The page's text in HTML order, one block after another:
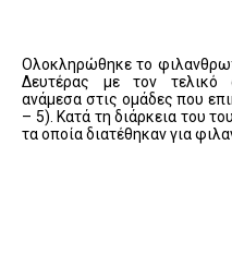
Ολοκληρώθηκε το
Δευτέρας με τον τελικό
ανάμεσα στις ομάδες που
– 5). Κατά τη διάρκεια του
τα οποία διατέθηκαν για